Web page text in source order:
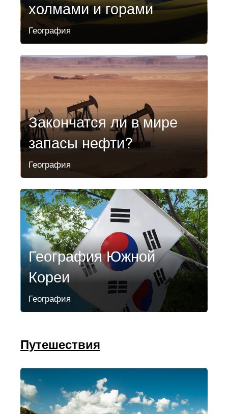
холмами и горами
География
Закончатся ли в мире
запасы нефти?
География
География Южной
Кореи
География
Путешествия